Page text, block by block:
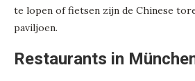
te lopen of fietsen zijn de Chinese
paviljoen.
Restaurants in